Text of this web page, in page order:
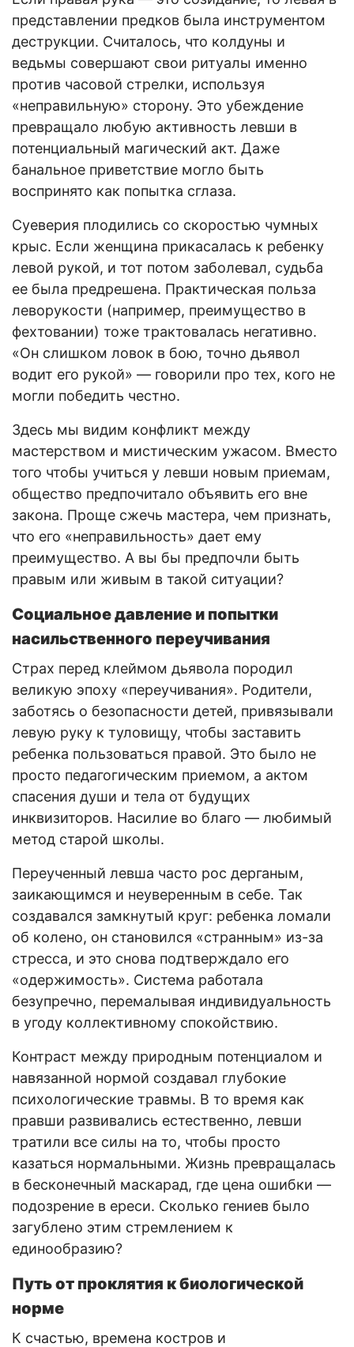
представлении предков была инструментом
деструкции. Считалось, что колдуны и
ведьмы совершают свои ритуалы именно
против часовой стрелки, используя
«неправильную» сторону. Это убеждение
превращало любую активность левши в
потенциальный магический акт. Даже
банальное приветствие могло быть
воспринято как попытка сглаза.
Суеверия плодились со скоростью чумных
крыс. Если женщина прикасалась к ребенку
левой рукой, и тот потом заболевал, судьба
ее была предрешена. Практическая польза
леворукости (например, преимущество в
фехтовании) тоже трактовалась негативно.
«Он слишком ловок в бою, точно дьявол
водит его рукой» — говорили про тех, кого не
могли победить честно.
Здесь мы видим конфликт между
мастерством и мистическим ужасом. Вместо
того чтобы учиться у левши новым приемам,
общество предпочитало объявить его вне
закона. Проще сжечь мастера, чем признать,
что его «неправильность» дает ему
преимущество. А вы бы предпочли быть
правым или живым в такой ситуации?
Социальное давление и попытки
насильственного переучивания
Страх перед клеймом дьявола породил
великую эпоху «переучивания». Родители,
заботясь о безопасности детей, привязывали
левую руку к туловищу, чтобы заставить
ребенка пользоваться правой. Это было не
просто педагогическим приемом, а актом
спасения души и тела от будущих
инквизиторов. Насилие во благо — любимый
метод старой школы.
Переученный левша часто рос дерганым,
заикающимся и неуверенным в себе. Так
создавался замкнутый круг: ребенка ломали
об колено, он становился «странным» из-за
стресса, и это снова подтверждало его
«одержимость». Система работала
безупречно, перемалывая индивидуальность
в угоду коллективному спокойствию.
Контраст между природным потенциалом и
навязанной нормой создавал глубокие
психологические травмы. В то время как
правши развивались естественно, левши
тратили все силы на то, чтобы просто
казаться нормальными. Жизнь превращалась
в бесконечный маскарад, где цена ошибки —
подозрение в ереси. Сколько гениев было
загублено этим стремлением к
единообразию?
Путь от проклятия к биологической
норме
К счастью, времена костров и